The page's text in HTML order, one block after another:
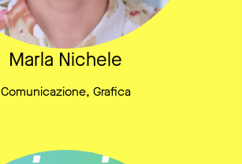
Marla Nichele
Comunicazione, Grafica